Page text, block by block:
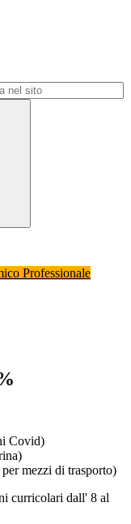
Professionale
Covid)
mezzi di trasporto)
curricolari dall' 8 al